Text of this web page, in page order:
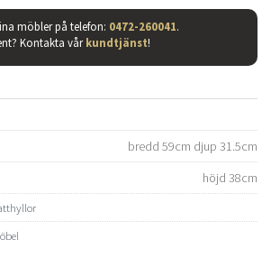
möbler på telefon: 0472-260041.
Kontakta vårkundtjänst!
bredd 59cm djup 31.5cm
höjd 38cm